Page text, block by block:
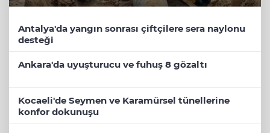
Antalya'da yangın sonrası çiftçilere sera naylonu
desteği
Ankara'da uyuşturucu ve fuhuş 8 gözaltı
Kocaeli'de Seymen ve Karamürsel tünellerine
konfor dokunuşu